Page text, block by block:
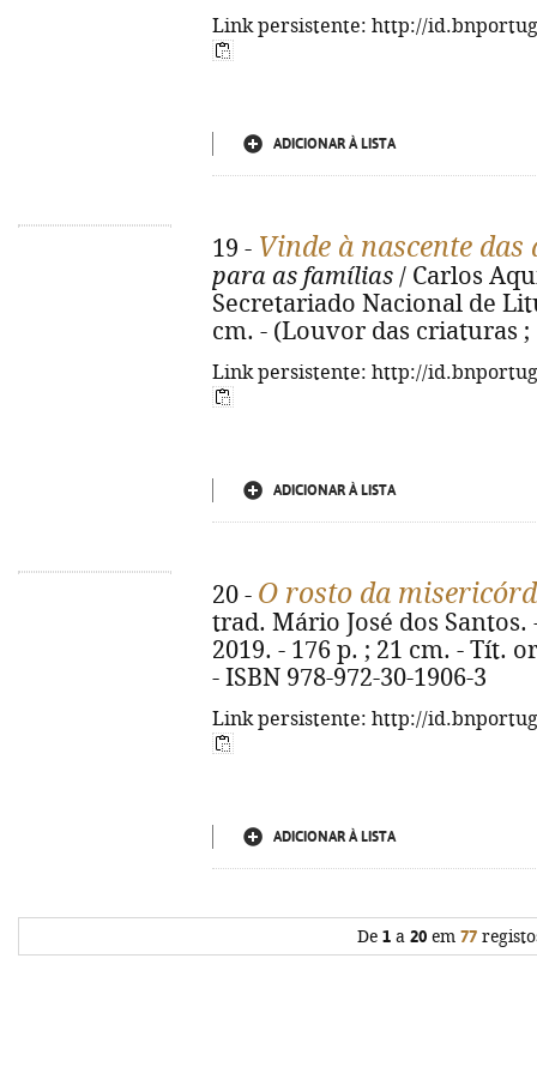
Link persistente: http://
ADICIONAR À LISTA
19 - Vinde à nascente das
para as famílias / Carlos
Secretariado Nacional de
cm. - (Louvor das criaturas ;
Link persistente: http://
ADICIONAR À LISTA
20 - O rosto da
trad. Mário José dos Santos.
2019. - 176 p. ; 21 cm. - Tít.
- ISBN 978-972-30-1906-3
Link persistente: http://
ADICIONAR À LISTA
De 1a 20em 77